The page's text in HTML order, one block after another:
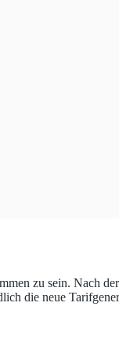
zu sein. Nach
die neue